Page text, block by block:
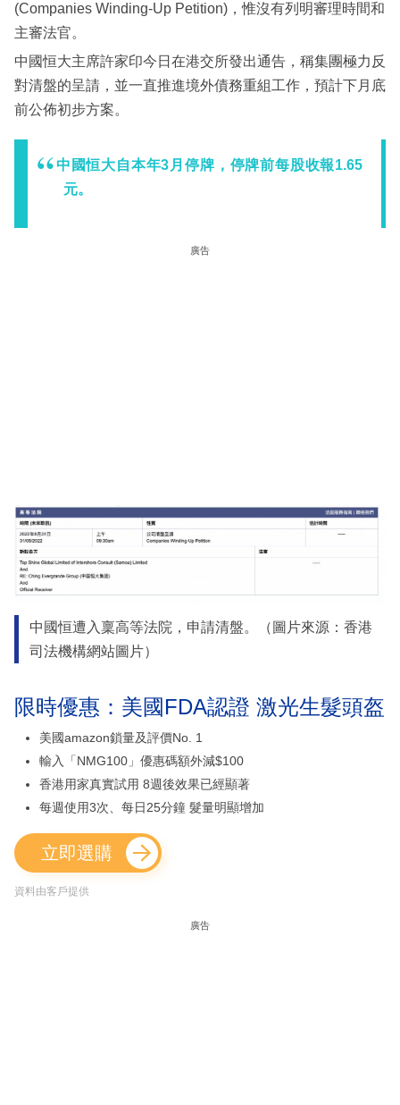
(Companies Winding-Up Petition)，惟沒有列明審理時間和
主審法官。
中國恒大主席許家印今日在港交所發出通告，稱集團極力反
對清盤的呈請，並一直推進境外債務重組工作，預計下月底
前公佈初步方案。
中國恒大自本年3月停牌，停牌前每股收報1.65
元。
廣告
中國恒遭入稟高等法院，申請清盤。（圖片來源：香港
司法機構網站圖片）
限時優惠：美國FDA認證 激光生髮頭盔
美國amazon鎖量及評價No. 1
輸入「NMG100」優惠碼額外減$100
香港用家真實試用 8週後效果已經顯著
每週使用3次、每日25分鐘 髮量明顯增加
立即選購
資料由客戶提供
廣告